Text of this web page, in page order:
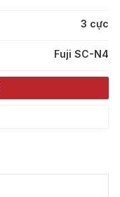
3 cực
Fuji SC-N4